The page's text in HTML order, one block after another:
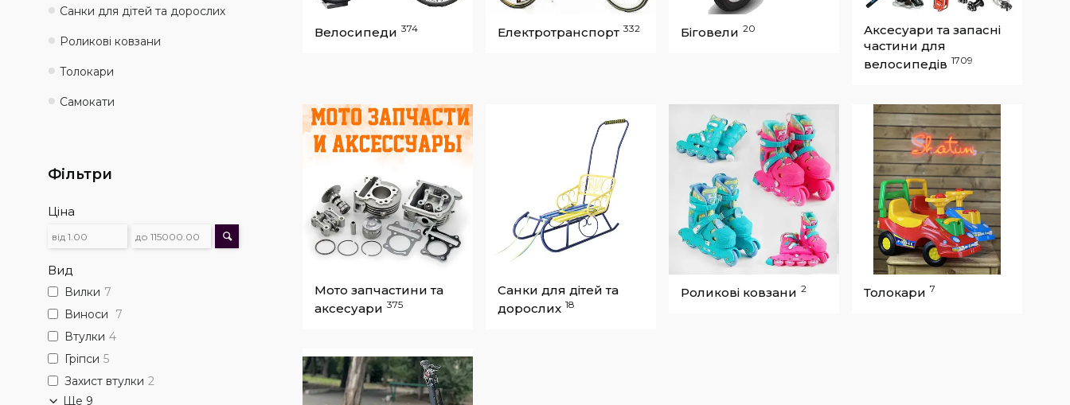
Велосипеди 374 Електротранспорт 332 Біговели 20
Аксесуари та запасні
частини для
велосипедів 1709
Мото запчастини та
аксесуари 375
Санки для дітей та
дорослих 18
Роликові ковзани 2 Толокари 7
Санки для дітей та дорослих
Роликові ковзани
Толокари
Самокати
Фільтри
Ціна
Вид
Вилки 7
Виноси
7
Втулки 4
Гріпси 5
Захист втулки 2
Ще 9